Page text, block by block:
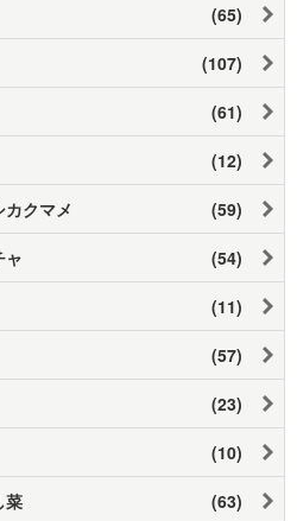
(65)
(107)
(61)
(12)
クマメ (59)
ャ (54)
(11)
(57)
(23)
(10)
菜 (63)